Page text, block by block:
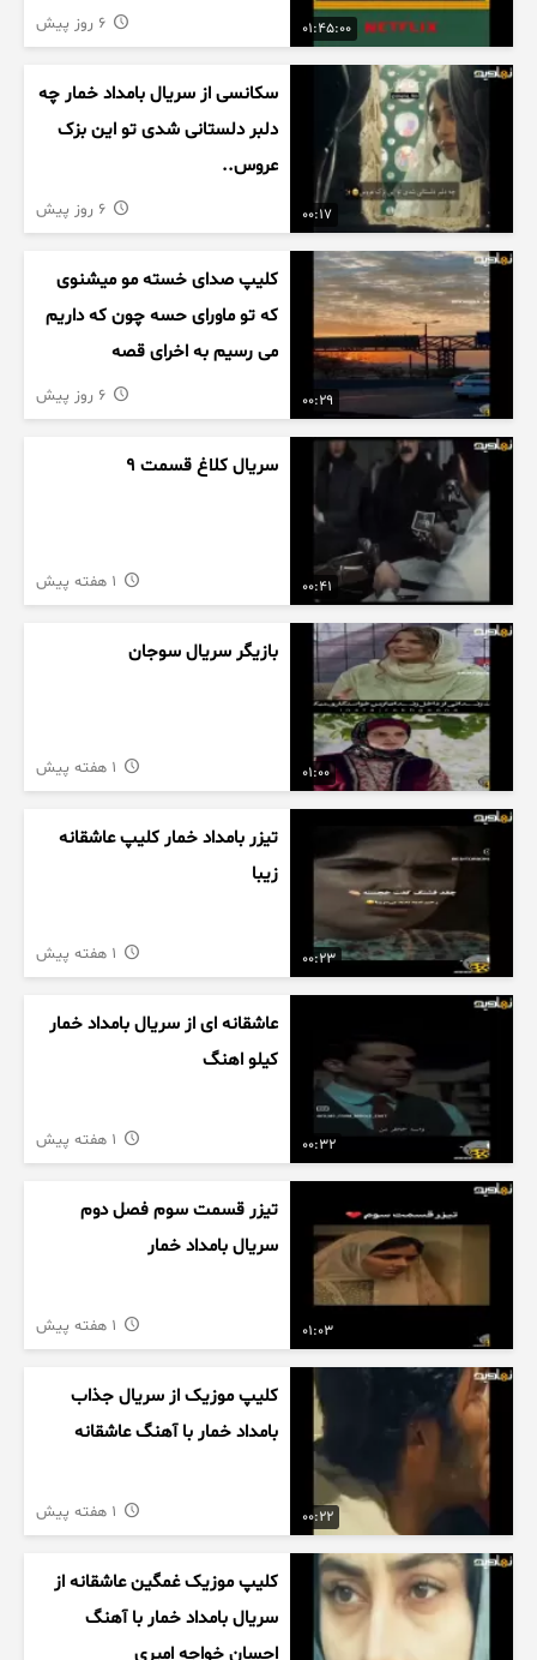
01:45:00
00:17
سکانسی از سریال بامداد خمار چه
دلبر دلستانی شدی تو این بزک
عروس..
00:29
کلیپ صدای خسته مو میشنوی
که تو ماورای حسه چون که داریم
می رسیم به اخرای قصه
00:41
سریال کلاغ قسمت 9
01:00
بازیگر سریال سوجان
00:23
تیزر بامداد خمار کلیپ عاشقانه
زیبا
00:32
عاشقانه ای از سریال بامداد خمار
کیلو اهنگ
01:03
تیزر قسمت سوم فصل دوم
سریال بامداد خمار
00:22
کلیپ موزیک از سریال جذاب
بامداد خمار با آهنگ عاشقانه
کلیپ موزیک غمگین عاشقانه از
سریال بامداد خمار با آهنگ
احسان خواجه امیری